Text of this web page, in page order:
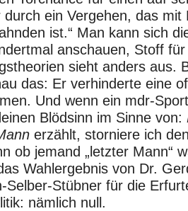
durch ein Vergehen, das mit
ist.“ Man kann sich
anschauen, Stoff für
sieht anders aus.
das: Er verhinderte eine
Und wenn ein mdr-
Blödsinn im Sinne von:
erzählt, storniere ich
ob jemand „letzter Mann“
Wahlergebnis von Dr.
Selber-Stübner für die
nämlich null.